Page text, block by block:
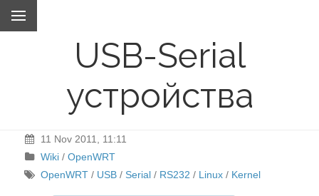
USB-Serial
устройства
11 Nov 2011, 11:11
Wiki /OpenWRT
OpenWRT / USB / Serial / RS232 / Linux / Kernel